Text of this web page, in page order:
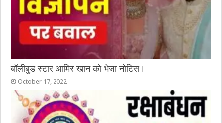
बॉलीबुड स्टार आमिर खान को भेजा नोटिस।
October 17, 2022